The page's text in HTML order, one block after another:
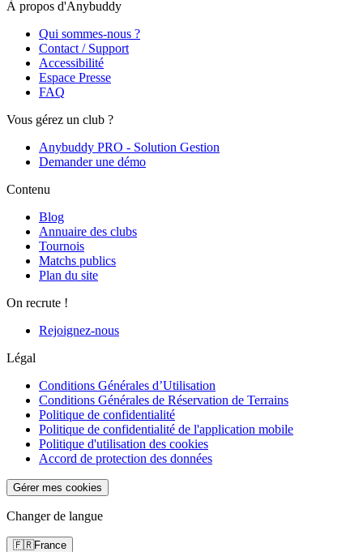
À propos d'Anybuddy
Qui sommes-nous ?
Contact / Support
Accessibilité
Espace Presse
FAQ
Vous gérez un club ?
Anybuddy PRO - Solution Gestion
Demander une démo
Contenu
Blog
Annuaire des clubs
Tournois
Matchs publics
Plan du site
On recrute !
Rejoignez-nous
Légal
Conditions Générales d’Utilisation
Conditions Générales de Réservation de Terrains
Politique de confidentialité
Politique de confidentialité de l'application mobile
Politique d'utilisation des cookies
Accord de protection des données
Gérer mes cookies
Changer de langue
🇫🇷France